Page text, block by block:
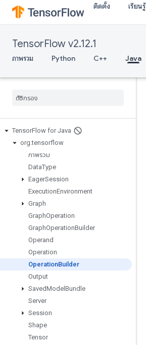
ติดตั้ง เรียนรู้
TensorFlow v2.12.1
ภาพรวม Python C++ Java
TensorFlow for Java
org.tensorflow
ภาพรวม
DataType
EagerSession
ExecutionEnvironment
Graph
GraphOperation
GraphOperationBuilder
Operand
Operation
OperationBuilder
Output
SavedModel Bundle
Server
Session
Shape
Tensor